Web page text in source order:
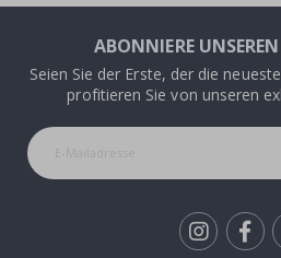
ABONNIERE
Seien Sie der Erste, der die
profitieren Sie von unseren